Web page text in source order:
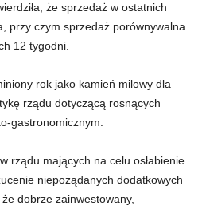
że ​​sprzedaż w ostatnich
przy czym sprzedaż porównywalna
12 tygodni.
rok jako kamień milowy dla
rządu dotyczącą rosnących
gastronomicznym.
rządu mających na celu osłabienie
niepożądanych dodatkowych
dobrze zainwestowany,